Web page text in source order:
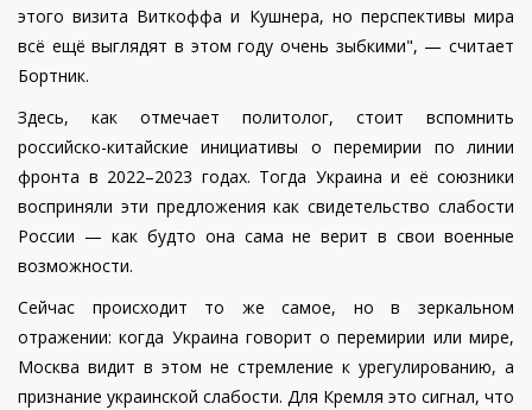
этого визита Виткоффа и Кушнера, но перспективы мира
всё ещё выглядят в этом году очень зыбкими", — считает
Бортник.
Здесь, как отмечает политолог, стоит вспомнить
российско-китайские инициативы о перемирии по линии
фронта в 2022–2023 годах. Тогда Украина и её союзники
восприняли эти предложения как свидетельство слабости
России — как будто она сама не верит в свои военные
возможности.
Сейчас происходит то же самое, но в зеркальном
отражении: когда Украина говорит о перемирии или мире,
Москва видит в этом не стремление к урегулированию, а
признание украинской слабости. Для Кремля это сигнал, что